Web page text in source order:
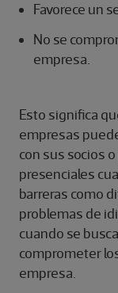
Favorece un
No se
empresa.
Esto significa
empresas
con sus socios
presenciales
barreras como
problemas de
cuando se busca
comprometer
empresa.